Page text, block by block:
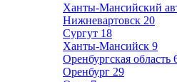
Ханты-Мансийский
Нижневартовск 20
Сургут 18
Ханты-Мансийск 9
Оренбургская область
Оренбург 29